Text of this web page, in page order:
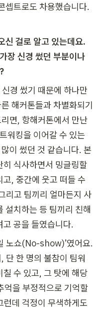
셉트로도 차용했습니다.
신 걸로 알고 있는데요.
장 신경 썼던 부분이나
경 썼기 때문에 하나만
해커톤들과 차별화되기
면, 항해커톤에서 만난
워킹을 이어갈 수 있는
이 썼던 것 같습니다. 본
히 식사하면서 밍글링할
, 중간에 웃고 떠들 수
리고 팀끼리 얼마든지 사
설치하는 등 팀끼리 친해
공을 들였습니다.
노쇼(No-show)’였어요.
단 한 명의 불참이 팀워
수 있고, 그 탓에 해당
을 부정적으로 기억할
데 걱정이 무색하게도